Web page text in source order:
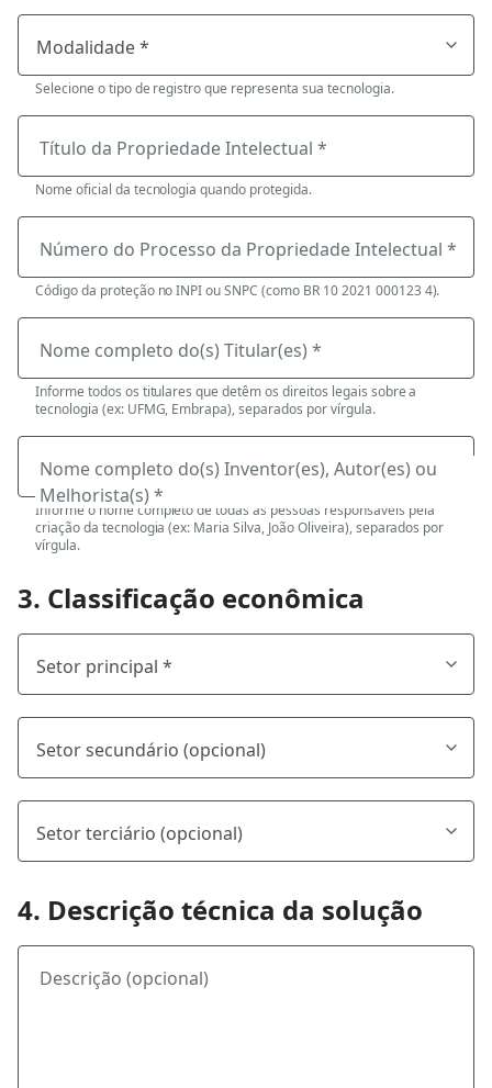
Selecione o tipo de registro que representa sua tecnologia.
Título da Propriedade Intelectual *
Nome oficial da tecnologia quando protegida.
Número do Processo da Propriedade Intelectual *
Código da proteção no INPI ou SNPC (como BR 10 2021 000123 4).
Nome completo do(s) Titular(es) *
Informe todos os titulares que detêm os direitos legais sobre a
tecnologia (ex: UFMG, Embrapa), separados por vírgula.
Nome completo do(s) Inventor(es), Autor(es) ou
Melhorista(s) *
Informe o nome completo de todas as pessoas responsáveis pela
criação da tecnologia (ex: Maria Silva, João Oliveira), separados por
vírgula.
3. Classificação econômica
4. Descrição técnica da solução
Descrição (opcional)